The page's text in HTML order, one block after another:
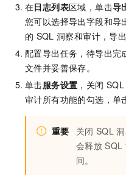
在日志列表区域，单击导
您可以选择导出字段和导
的 SQL 洞察和审计，导
配置导出任务，待导出完
文件并妥善保存。
单击服务设置 ，关闭 SQL
审计所有功能的勾选，单
重要 关闭 SQL
会释放 SQL
间。